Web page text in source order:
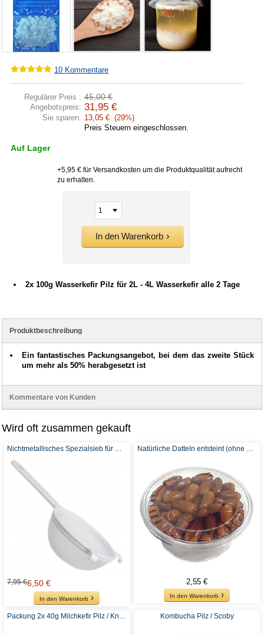
10 Kommentare
Regulärer Preis : 45,00 €
Angebotspreis: 31,95 €
Sie sparen: 13,05 € (29%)
Preis Steuern eingeschlossen.
Auf Lager
+5,95 € für Versandkosten um die Produktqualität aufrecht
zu erhalten.
In den Warenkorb
2x 100g Wasserkefir Pilz für 2L - 4L Wasserkefir alle 2 Tage
Produktbeschreibung
Ein fantastisches Packungsangebot, bei dem das zweite Stück
um mehr als 50% herabgesetzt ist
Kommentare von Kunden
Wird oft zusammen gekauft
7,95 €6,50 €
In den Warenkorb
2,55 €
In den Warenkorb
Kombucha Pilz / Scoby